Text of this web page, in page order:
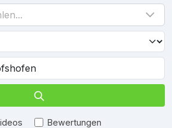
Bewertungen